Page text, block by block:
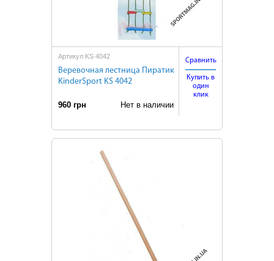
Артикул KS 4042
Веревочная лестница Пиратик
KinderSport KS 4042
960 грн Нет в наличии
Сравнить
Купить в
один
клик